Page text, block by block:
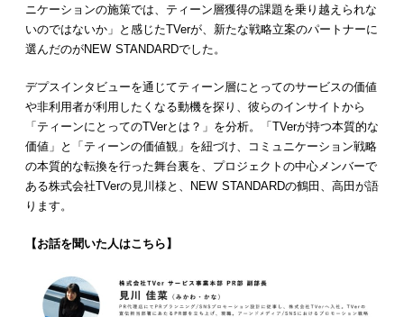
ニケーションの施策では、ティーン層獲得の課題を乗り越えられな
いのではないか」と感じたTVerが、新たな戦略立案のパートナーに
選んだのがNEW STANDARDでした。
デプスインタビューを通じてティーン層にとってのサービスの価値
や非利用者が利用したくなる動機を探り、彼らのインサイトから
「ティーンにとってのTVerとは？」を分析。「TVerが持つ本質的な
価値」と「ティーンの価値観」を紐づけ、コミュニケーション戦略
の本質的な転換を行った舞台裏を、プロジェクトの中心メンバーで
ある株式会社TVerの見川様と、NEW STANDARDの鶴田、高田が語
ります。
【お話を聞いた人はこちら】